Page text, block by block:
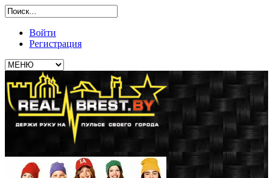
Войти
Регистрация